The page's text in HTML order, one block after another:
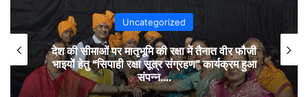
Uncategorized
देश की सीमाओं पर मातृभूमि की रक्षा में तैनात वीर फौजी
भाइयों हेतु “सिपाही रक्षा सूत्र संग्रहण” कार्यक्रम हुआ
संपन्न….